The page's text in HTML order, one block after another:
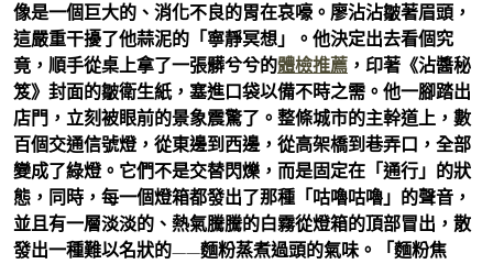
像是一個巨大的、消化不良的胃在哀嚎。廖沾沾皺著眉頭，
這嚴重干擾了他蒜泥的「寧靜冥想」。他決定出去看個究
竟，順手從桌上拿了一張髒兮兮的體檢推薦 ，印著《沾醬秘
笈》封面的皺衛生紙，塞進口袋以備不時之需。他一腳踏出
店門，立刻被眼前的景象震驚了。整條城市的主幹道上，數
百個交通信號燈，從東邊到西邊，從高架橋到巷弄口，全部
變成了綠燈。它們不是交替閃爍，而是固定在「通行」的狀
態，同時，每一個燈箱都發出了那種「咕嚕咕嚕」的聲音，
並且有一層淡淡的、熱氣騰騰的白霧從燈箱的頂部冒出，散
發出一種難以名狀的——麵粉蒸煮過頭的氣味。「麵粉焦